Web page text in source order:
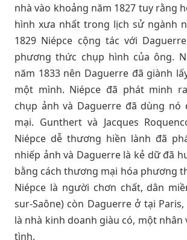
nhà vào khoảng năm 1827 tuy rằng
hình xưa nhất trong lịch sử ngành
1829 Niépce cộng tác với
phương thức chụp hình của ông.
năm 1833 nên Daguerre đã giành
một mình. Niépce đã phát minh
chụp ảnh và Daguerre đã dùng nó
mại. Gunthert và Jacques
Niépce dễ thương hiền lành đã
nhiếp ảnh và Daguerre là kẻ dữ đã
bằng cách thương mại hóa phương
Niépce là người chơn chất, dân
sur-Saône) còn Daguerre ở tại
là nhà kinh doanh giàu có, một nhân
tình.